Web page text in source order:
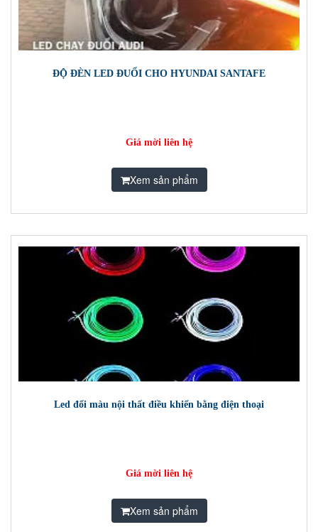
ĐỘ ĐÈN LED ĐUỔI CHO HYUNDAI SANTAFE
Giá mời liên hệ
Xem sản phẩm
Led đổi màu nội thất điều khiển bằng điện thoại
Giá mời liên hệ
Xem sản phẩm